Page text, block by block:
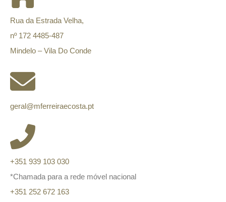
Rua da Estrada Velha,
nº 172 4485-487
Mindelo – Vila Do Conde
geral@mferreiraecosta.pt
+351 939 103 030
*Chamada para a rede móvel nacional
+351 252 672 163